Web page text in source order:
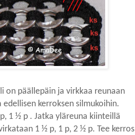
on päällepäin ja virkkaa reunaan
kerroksen silmukoihin.
1 ½ p . Jatka yläreuna kiinteillä
1 ½ p, 1 p, 2 ½ p. Tee kerros